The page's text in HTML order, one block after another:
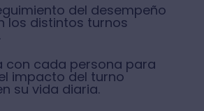
del desempeño
los distintos turnos
con cada persona para
impacto del turno
su vida diaria.